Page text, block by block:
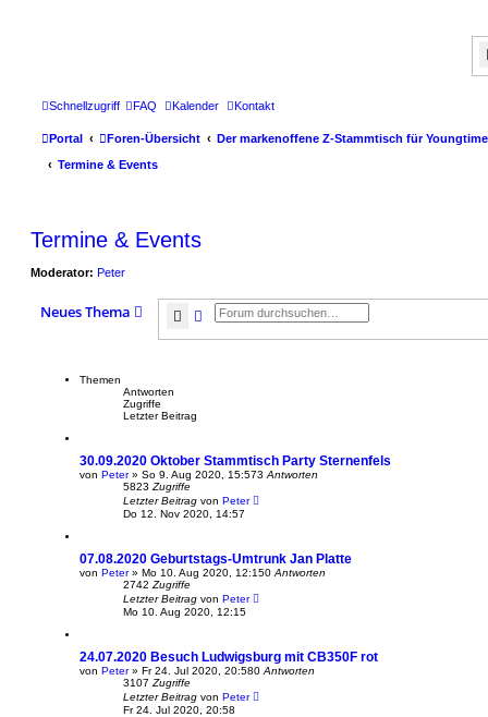
Schnellzugriff FAQ Kalender Kontakt
Portal Foren-Übersicht
Der markenoffene Z-Stammtisch für
Termine & Events
Termine & Events
Moderator: Peter
Neues Thema SucheErweiterte Suche
Themen
Antworten
Zugriffe
Letzter Beitrag
30.09.2020 Oktober Stammtisch Party Sternenfels
von Peter» So 9. Aug 2020, 15:573 Antworten
5823 Zugriffe
Letzter Beitrag von Peter
Do 12. Nov 2020, 14:57
07.08.2020 Geburtstags-Umtrunk Jan Platte
von Peter» Mo 10. Aug 2020, 12:150 Antworten
2742 Zugriffe
Letzter Beitrag von Peter
Mo 10. Aug 2020, 12:15
24.07.2020 Besuch Ludwigsburg mit CB350F rot
von Peter» Fr 24. Jul 2020, 20:580 Antworten
3107 Zugriffe
Letzter Beitrag von Peter
Fr 24. Jul 2020, 20:58